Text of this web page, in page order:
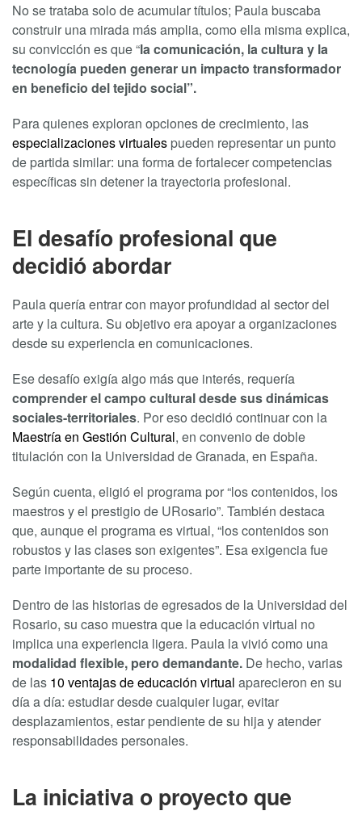
No se trataba solo de acumular títulos; Paula buscaba
construir una mirada más amplia, como ella misma explica,
su convicción es que “la comunicación, la cultura y la
tecnología pueden generar un impacto transformador
en beneficio del tejido social”.
Para quienes exploran opciones de crecimiento, las
especializaciones virtuales pueden representar un punto
de partida similar: una forma de fortalecer competencias
específicas sin detener la trayectoria profesional.
El desafío profesional que
decidió abordar
Paula quería entrar con mayor profundidad al sector del
arte y la cultura. Su objetivo era apoyar a organizaciones
desde su experiencia en comunicaciones.
Ese desafío exigía algo más que interés, requería
comprender el campo cultural desde sus dinámicas
sociales-territoriales. Por eso decidió continuar con la
Maestría en Gestión Cultural, en convenio de doble
titulación con la Universidad de Granada, en España.
Según cuenta, eligió el programa por “los contenidos, los
maestros y el prestigio de URosario”. También destaca
que, aunque el programa es virtual, “los contenidos son
robustos y las clases son exigentes”. Esa exigencia fue
parte importante de su proceso.
Dentro de las historias de egresados de la Universidad del
Rosario, su caso muestra que la educación virtual no
implica una experiencia ligera. Paula la vivió como una
modalidad flexible, pero demandante. De hecho, varias
de las 10 ventajas de educación virtual aparecieron en su
día a día: estudiar desde cualquier lugar, evitar
desplazamientos, estar pendiente de su hija y atender
responsabilidades personales.
La iniciativa o proyecto que